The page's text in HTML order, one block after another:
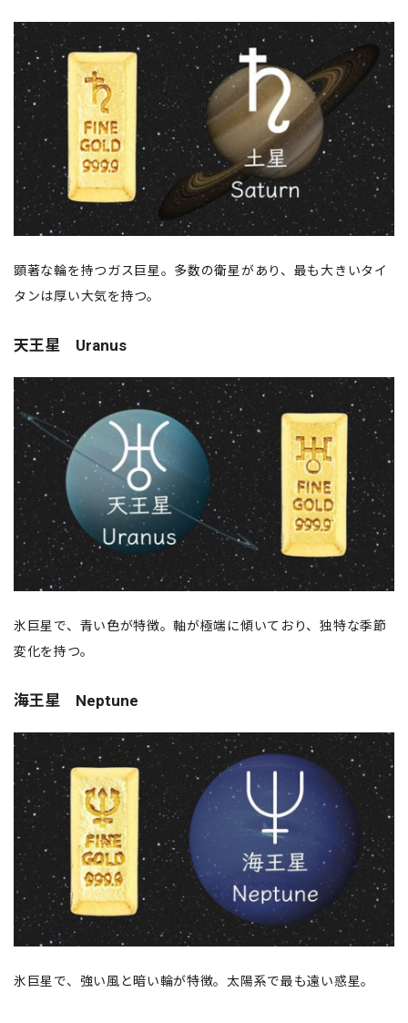
顕著な輪を持つガス巨星。多数の衛星があり、最も大きいタイ
タンは厚い大気を持つ。
天王星 Uranus
氷巨星で、青い色が特徴。軸が極端に傾いており、独特な季節
変化を持つ。
海王星 Neptune
氷巨星で、強い風と暗い輪が特徴。太陽系で最も遠い惑星。